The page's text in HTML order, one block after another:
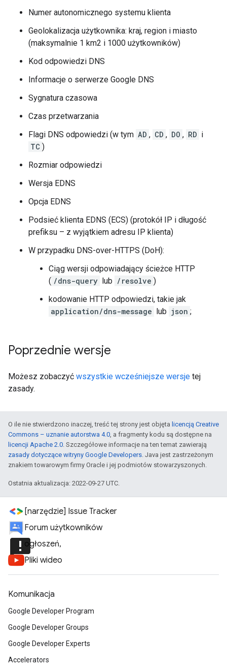
Numer autonomicznego systemu klienta
Geolokalizacja użytkownika: kraj, region i miasto
(maksymalnie 1 km2 i 1000 użytkowników)
Kod odpowiedzi DNS
Informacje o serwerze Google DNS
Sygnatura czasowa
Czas przetwarzania
Flagi DNS odpowiedzi (w tym AD , CD , DO , RD i
TC )
Rozmiar odpowiedzi
Wersja EDNS
Opcja EDNS
Podsieć klienta EDNS (ECS) (protokół IP i długość
prefiksu – z wyjątkiem adresu IP klienta)
W przypadku DNS-over-HTTPS (DoH):
Ciąg wersji odpowiadający ścieżce HTTP
( /dns-query lub /resolve )
kodowanie HTTP odpowiedzi, takie jak
application/dns-message lub json ;
Poprzednie wersje
Możesz zobaczyć wszystkie wcześniejsze wersje tej
zasady.
O ile nie stwierdzono inaczej, treść tej strony jest objęta licencją Creative
Commons – uznanie autorstwa 4.0, a fragmenty kodu są dostępne na
licencji Apache 2.0. Szczegółowe informacje na ten temat zawierają
zasady dotyczące witryny Google Developers. Java jest zastrzeżonym
znakiem towarowym firmy Oracle i jej podmiotów stowarzyszonych.
Ostatnia aktualizacja: 2022-09-27 UTC.
[narzędzie] Issue Tracker
Forum użytkowników
announcementogłoszeń,
Pliki wideo
Komunikacja
Google Developer Program
Google Developer Groups
Google Developer Experts
Accelerators